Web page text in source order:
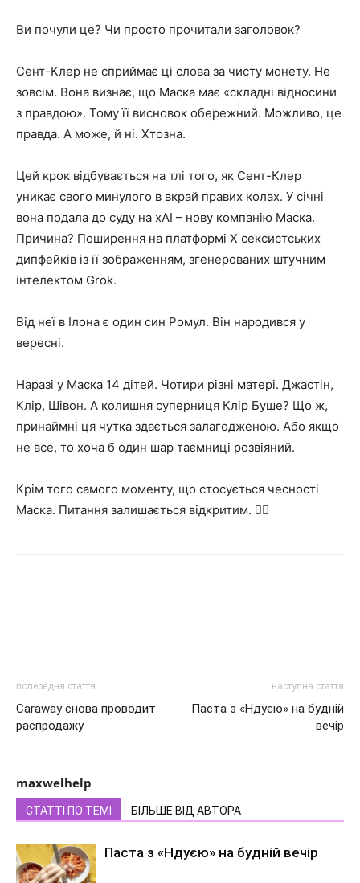
Ви почули це? Чи просто прочитали заголовок?
Сент-Клер не сприймає ці слова за чисту монету. Не
зовсім. Вона визнає, що Маска має «складні відносини
з правдою». Тому її висновок обережний. Можливо, це
правда. А може, й ні. Хтозна.
Цей крок відбувається на тлі того, як Сент-Клер
уникає свого минулого в вкрай правих колах. У січні
вона подала до суду на xAI – нову компанію Маска.
Причина? Поширення на платформі X сексистських
дипфейків із її зображенням, згенерованих штучним
інтелектом Grok.
Від неї в Ілона є один син Ромул. Він народився у
вересні.
Наразі у Маска 14 дітей. Чотири різні матері. Джастін,
Клір, Шівон. А колишня суперниця Клір Буше? Що ж,
принаймні ця чутка здається залагодженою. Або якщо
не все, то хоча б один шар таємниці розвіяний.
Крім того самого моменту, що стосується чесності
Маска. Питання залишається відкритим. 🤷‍♀️
попередня стаття
Caraway снова проводит
распродажу
наступна стаття
Паста з «Ндуєю» на будній
вечір
maxwelhelp
СТАТТІ ПО ТЕМІ БІЛЬШЕ ВІД АВТОРА
Паста з «Ндуєю» на будній вечір